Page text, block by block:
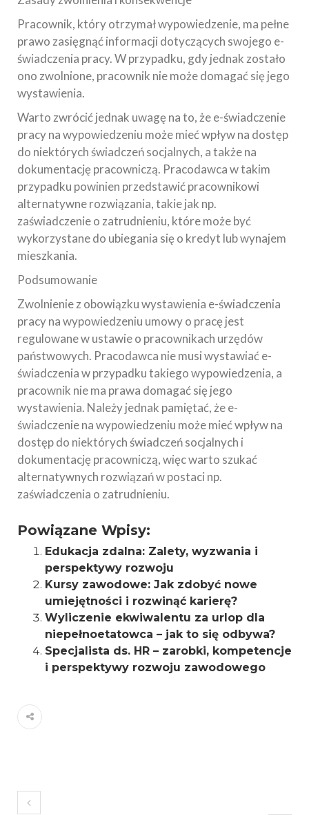
Pracownik, który otrzymał wypowiedzenie, ma pełne
prawo zasięgnąć informacji dotyczących swojego e-
świadczenia pracy. W przypadku, gdy jednak zostało
ono zwolnione, pracownik nie może domagać się jego
wystawienia.
Warto zwrócić jednak uwagę na to, że e-świadczenie
pracy na wypowiedzeniu może mieć wpływ na dostęp
do niektórych świadczeń socjalnych, a także na
dokumentację pracowniczą. Pracodawca w takim
przypadku powinien przedstawić pracownikowi
alternatywne rozwiązania, takie jak np.
zaświadczenie o zatrudnieniu, które może być
wykorzystane do ubiegania się o kredyt lub wynajem
mieszkania.
Podsumowanie
Zwolnienie z obowiązku wystawienia e-świadczenia
pracy na wypowiedzeniu umowy o pracę jest
regulowane w ustawie o pracownikach urzędów
państwowych. Pracodawca nie musi wystawiać e-
świadczenia w przypadku takiego wypowiedzenia, a
pracownik nie ma prawa domagać się jego
wystawienia. Należy jednak pamiętać, że e-
świadczenie na wypowiedzeniu może mieć wpływ na
dostęp do niektórych świadczeń socjalnych i
dokumentację pracowniczą, więc warto szukać
alternatywnych rozwiązań w postaci np.
zaświadczenia o zatrudnieniu.
Powiązane Wpisy:
Edukacja zdalna: Zalety, wyzwania i
perspektywy rozwoju
Kursy zawodowe: Jak zdobyć nowe
umiejętności i rozwinąć karierę?
Wyliczenie ekwiwalentu za urlop dla
niepełnoetatowca – jak to się odbywa?
Specjalista ds. HR – zarobki, kompetencje
i perspektywy rozwoju zawodowego